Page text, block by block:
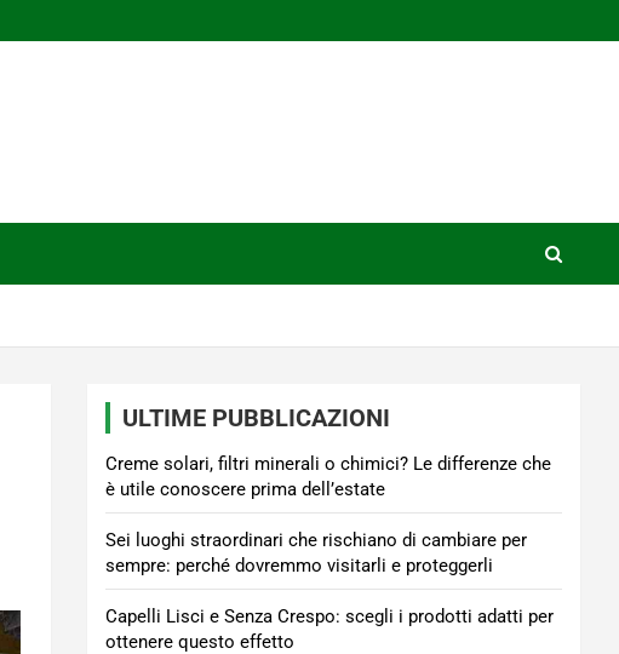
ULTIME PUBBLICAZIONI
Creme solari, filtri minerali o chimici? Le differenze che
è utile conoscere prima dell’estate
Sei luoghi straordinari che rischiano di cambiare per
sempre: perché dovremmo visitarli e proteggerli
Capelli Lisci e Senza Crespo: scegli i prodotti adatti per
ottenere questo effetto